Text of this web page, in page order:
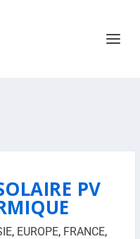
PV
, EUROPE, FRANCE,